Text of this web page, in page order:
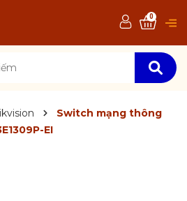
0
Switch mạng thông
EI